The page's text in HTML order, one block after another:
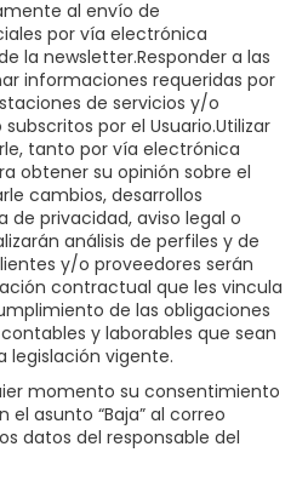
al envío de
por vía electrónica
la newsletter.Responder a las
informaciones requeridas por
de servicios y/o
por el Usuario.Utilizar
tanto por vía electrónica
obtener su opinión sobre el
cambios, desarrollos
privacidad, aviso legal o
análisis de perfiles y de
y/o proveedores serán
contractual que les vincula
de las obligaciones
y laborables que sean
legislación vigente.
momento su consentimiento
asunto “Baja” al correo
datos del responsable del